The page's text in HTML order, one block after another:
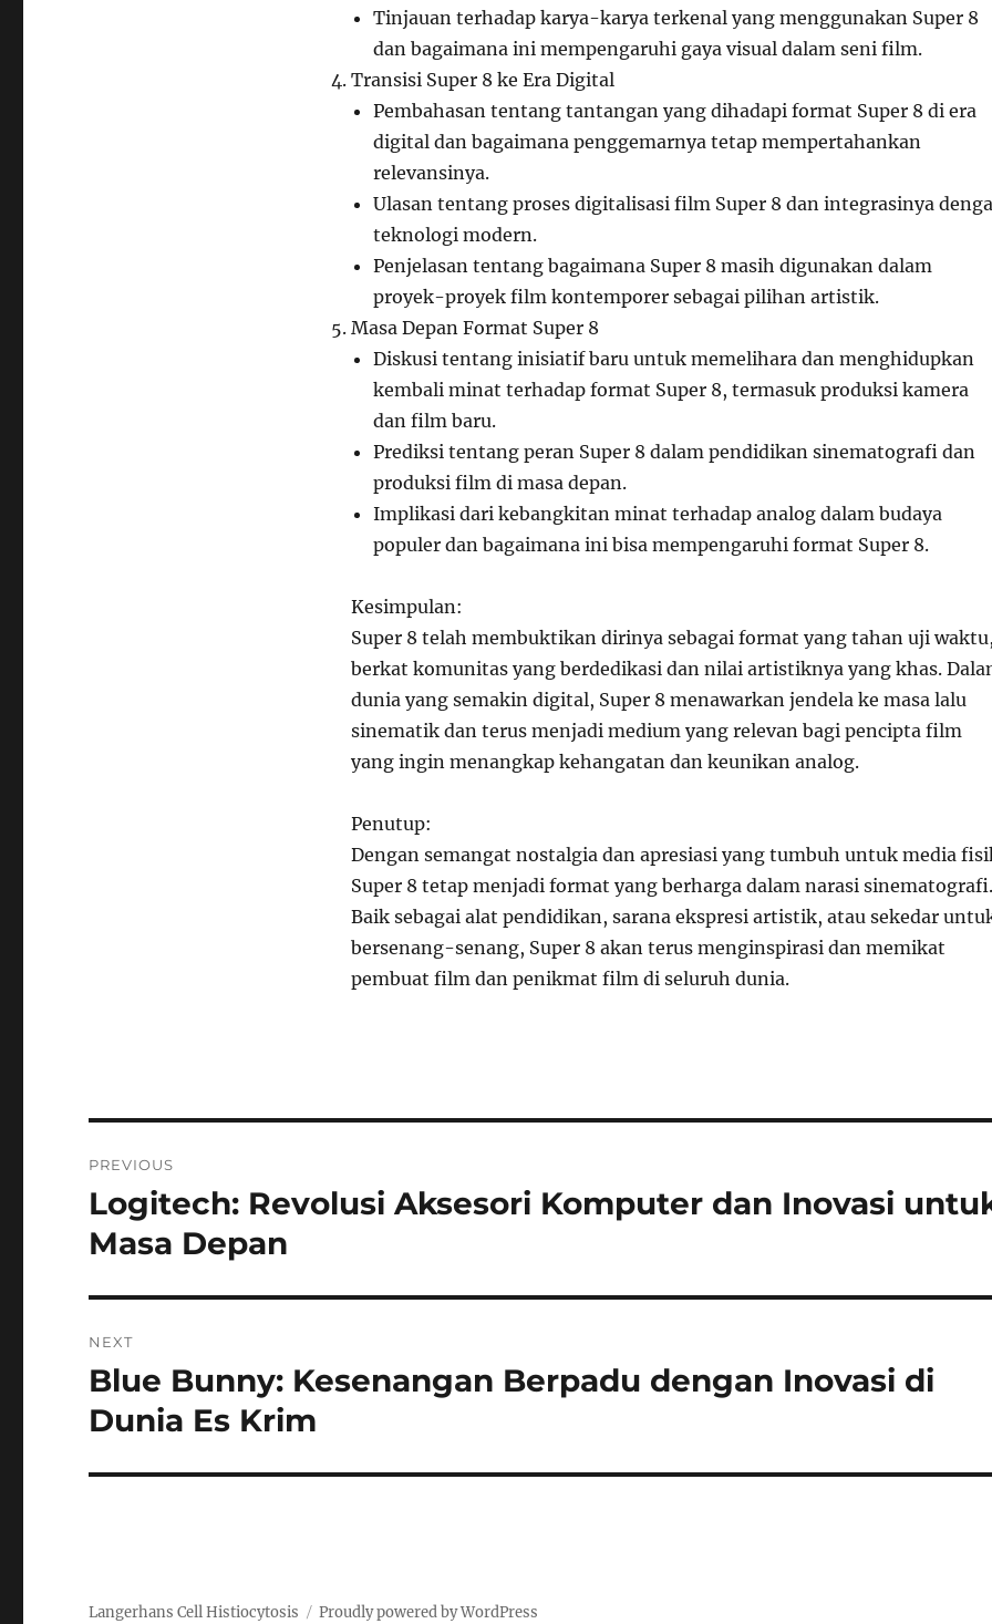
Tinjauan terhadap karya-karya terkenal yang menggunakan Super 8
dan bagaimana ini mempengaruhi gaya visual dalam seni film.
Transisi Super 8 ke Era Digital
Pembahasan tentang tantangan yang dihadapi format Super 8 di era
digital dan bagaimana penggemarnya tetap mempertahankan
relevansinya.
Ulasan tentang proses digitalisasi film Super 8 dan integrasinya
teknologi modern.
Penjelasan tentang bagaimana Super 8 masih digunakan dalam
proyek-proyek film kontemporer sebagai pilihan artistik.
Masa Depan Format Super 8
Diskusi tentang inisiatif baru untuk memelihara dan menghidupkan
kembali minat terhadap format Super 8, termasuk produksi kamera
dan film baru.
Prediksi tentang peran Super 8 dalam pendidikan sinematografi dan
produksi film di masa depan.
Implikasi dari kebangkitan minat terhadap analog dalam budaya
populer dan bagaimana ini bisa mempengaruhi format Super 8.
Kesimpulan:
Super 8 telah membuktikan dirinya sebagai format yang tahan uji
berkat komunitas yang berdedikasi dan nilai artistiknya yang khas.
dunia yang semakin digital, Super 8 menawarkan jendela ke masa lalu
sinematik dan terus menjadi medium yang relevan bagi pencipta film
yang ingin menangkap kehangatan dan keunikan analog.
Penutup:
Dengan semangat nostalgia dan apresiasi yang tumbuh untuk media
Super 8 tetap menjadi format yang berharga dalam narasi sinematografi.
Baik sebagai alat pendidikan, sarana ekspresi artistik, atau sekedar
bersenang-senang, Super 8 akan terus menginspirasi dan memikat
pembuat film dan penikmat film di seluruh dunia.
pos
PREVIOUS
Previous
post:
Logitech: Revolusi Aksesori Komputer dan Inovasi
Masa Depan
NEXT
Next
post:
Blue Bunny: Kesenangan Berpadu dengan Inovasi di
Dunia Es Krim
Langerhans Cell Histiocytosis Proudly powered by WordPress